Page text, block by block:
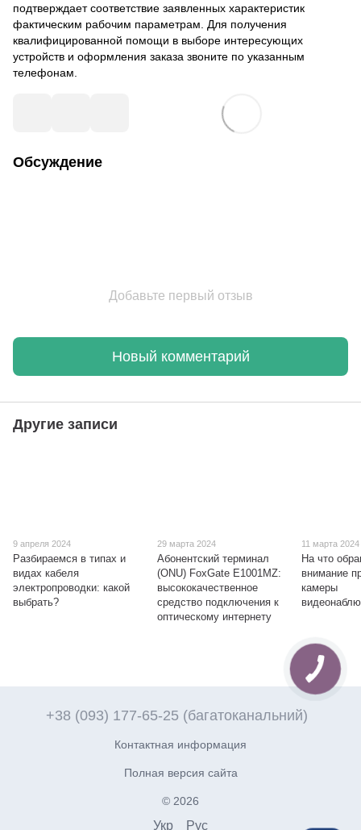
подтверждает соответствие заявленных характеристик
фактическим рабочим параметрам. Для получения
квалифицированной помощи в выборе интересующих
устройств и оформления заказа звоните по указанным
телефонам.
Обсуждение
Добавьте первый отзыв
Новый комментарий
Другие записи
9 апреля 2024
Разбираемся в типах и
видах кабеля
электропроводки: какой
выбрать?
29 марта 2024
Абонентский терминал
(ONU) FoxGate E1001МZ:
высококачественное
средство подключения к
оптическому интернету
11 марта 2024
На что
внимание
камеры
+38 (093) 177-65-25 (багатоканальний)
Контактная информация
Полная версия сайта
© 2026
Укр Рус